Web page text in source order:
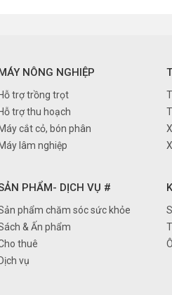
NÔNG NGHIỆP
trợ trồng trọt
trợ thu hoạch
cắt cỏ, bón phân
lâm nghiệp
PHẨM- DỊCH VỤ #
phẩm chăm sóc sức khỏe
& Ấn phẩm
thuê
vụ